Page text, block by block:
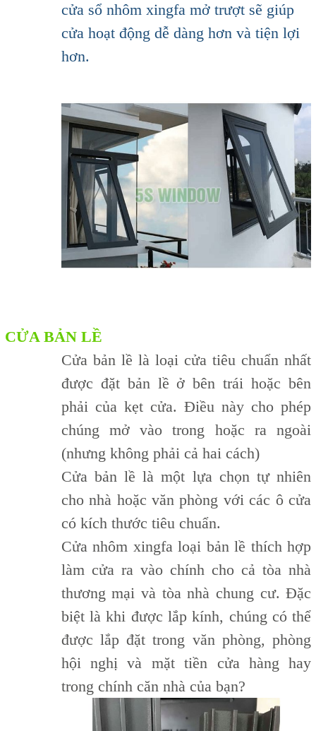
cửa sổ nhôm xingfa mở trượt sẽ giúp
cửa hoạt động dễ dàng hơn và tiện lợi
hơn.
CỬA BẢN LỀ
Cửa bản lề là loại cửa tiêu chuẩn nhất
được đặt bản lề ở bên trái hoặc bên
phải của kẹt cửa. Điều này cho phép
chúng mở vào trong hoặc ra ngoài
(nhưng không phải cả hai cách)
Cửa bản lề là một lựa chọn tự nhiên
cho nhà hoặc văn phòng với các ô cửa
có kích thước tiêu chuẩn.
Cửa nhôm xingfa loại bản lề thích hợp
làm cửa ra vào chính cho cả tòa nhà
thương mại và tòa nhà chung cư. Đặc
biệt là khi được lắp kính, chúng có thể
được lắp đặt trong văn phòng, phòng
hội nghị và mặt tiền cửa hàng hay
trong chính căn nhà của bạn?